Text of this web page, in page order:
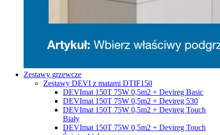
Zestawy grzewcze
Zestawy DEVI z matami DTIF150
DEVImat 150T 75W 0,5m2 + Devireg Basic
DEVImat 150T 75W 0,5m2 + Devireg 530
DEVImat 150T 75W 0,5m2 + Devireg Touch
Biały
DEVImat 150T 75W 0,5m2 + Devireg Touch